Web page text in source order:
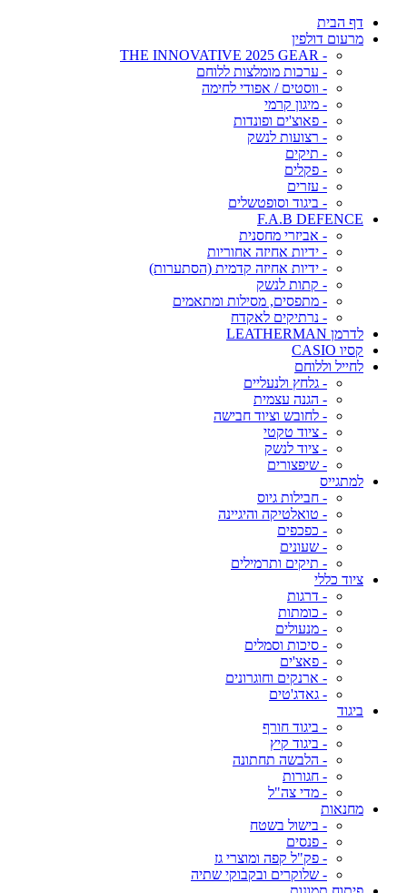
דף הבית
מרעום דולפין
- THE INNOVATIVE 2025 GEAR
- ערכות מומלצות ללוחם
- ווסטים / אפודי לחימה
- מיגון קרמי
- פאוצ'ים ופונדות
- רצועות לנשק
- תיקים
- פקלים
- עזרים
- ביגוד וסופטשלים
F.A.B DEFENCE
- אביזרי מחסנית
- ידיות אחיזה אחוריות
- ידיות אחיזה קדמית (הסתערות)
- קתות לנשק
- מתפסים, מסילות ומתאמים
- נרתיקים לאקדח
לדרמן LEATHERMAN
קסיו CASIO
לחייל וללוחם
- גלחץ ולנעליים
- הגנה עצמית
- לחובש וציוד חבישה
- ציוד טקטי
- ציוד לנשק
- שיפצורים
למתגייס
- חבילות גיוס
- טואלטיקה והיגיינה
- כפכפים
- שעונים
- תיקים ותרמילים
ציוד כללי
- דרגות
- כומתות
- מנעולים
- סיכות וסמלים
- פאצ'ים
- ארנקים וחוגרונים
- גאדג'טים
ביגוד
- ביגוד חורף
- ביגוד קיץ
- הלבשה תחתונה
- חגורות
- מדי צה"ל
מחנאות
- בישול בשטח
- פנסים
- פק"ל קפה ומוצרי גז
- שלוקרים ובקבוקי שתיה